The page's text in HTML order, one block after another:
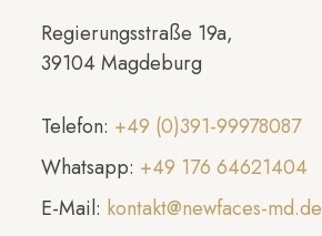
Regierungsstraße 19a,
39104 Magdeburg
Telefon: +49 (0)391-99978087
Whatsapp: +49 176 64621404
E-Mail: kontakt@newfaces-md.de